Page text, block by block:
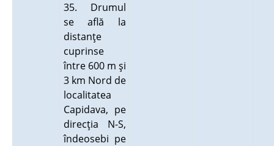
35. Drumul
se află la
distanţe
cuprinse
între 600 m şi
3 km Nord de
localitatea
Capidava, pe
direcţia N-S,
îndeosebi pe